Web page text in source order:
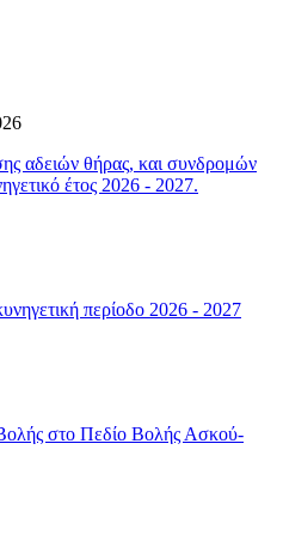
αδειών θήρας, και συνδρομών
έτος 2026 - 2027.
περίοδο 2026 - 2027
στο Πεδίο Βολής Ασκού-